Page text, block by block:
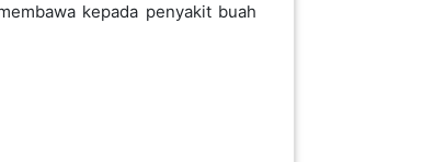
kepada penyakit buah